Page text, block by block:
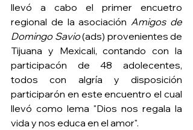
llevó a cabo el primer encuetro
regional de la asociación Amigos de
Domingo Savio (ads) provenientes de
Tijuana y Mexicali, contando con la
participacón de 48 adolecentes,
todos con algría y disposición
participarón en este encuentro el cual
llevó como lema "Dios nos regala la
vida y nos educa en el amor".